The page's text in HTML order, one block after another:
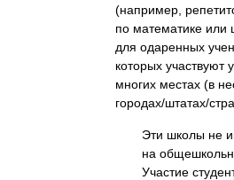
(например,
по математике или
для одаренных
которых участвуют
многих местах (в
городах/штатах/
Эти школы не
на
Участие